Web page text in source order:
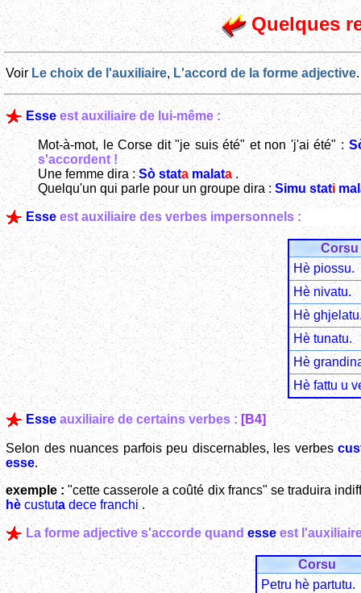
Quelques
Voir Le choix de l'auxiliaire, L'accord de la forme adjective.
Esseest auxiliaire de lui-même :
Mot-à-mot, le Corse dit "je suis été" et non 'j'ai été" :
s'accordent !
Une femme dira :Sò statamalata .
Quelqu'un qui parle pour un groupe dira :Simu stati
Esse est auxiliaire des verbes impersonnels :
Corsu
Hè piossu.
Hè nivatu.
Hè
Hè tunatu.
Hè
Hè fattu u
Esse auxiliaire de certains verbes : [B4]
Selon des nuances parfois peu discernables, les verbes
esse.
exemple :"cette casserole a coûté dix francs" se traduira
hè custuta dece franchi.
La forme adjective s'accorde quandesseest
Corsu
Petru hè partutu.